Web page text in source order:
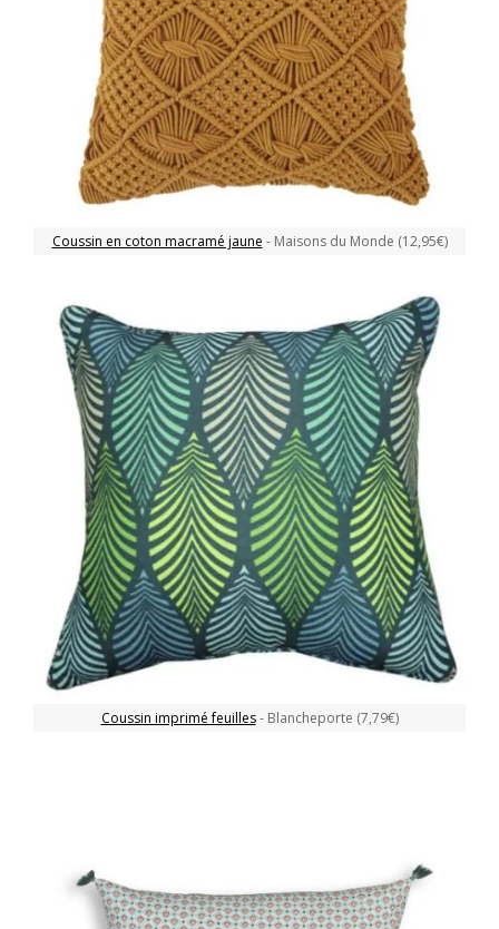
Coussin en coton macramé jaune - Maisons du Monde (12,95€)
Coussin imprimé feuilles- Blancheporte (7,79€)